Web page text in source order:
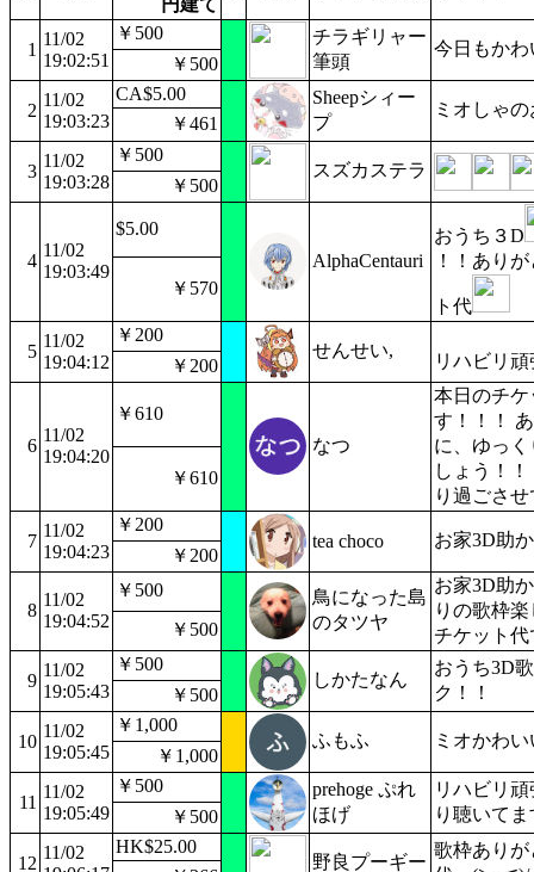
円建て
1
11/02
19:02:51
￥500
チラギリャー
筆頭
今日もかわ
￥500
2
11/02
19:03:23
CA$5.00
Sheepシィー
プ
ミオしゃ
￥461
3
11/02
19:03:28
￥500
スズカステラ
￥500
4
11/02
19:03:49
$5.00
AlphaCentauri
おうち３D
！！あり
ト代
￥570
5
11/02
19:04:12
￥200
せんせい,
リハビリ頑
￥200
6
11/02
19:04:20
￥610
なつ
本日のチケ
す！！！
に、ゆっ
しょう！
り過ごさ
￥610
7
11/02
19:04:23
￥200
tea choco
お家3D助
￥200
8
11/02
19:04:52
￥500
鳥になった島
のタツヤ
お家3D助
りの歌枠
チケット代
￥500
9
11/02
19:05:43
￥500
しかたなん
おうち3D
ク！！
￥500
10
11/02
19:05:45
￥1,000
ふもふ ミオかわい
￥1,000
11
11/02
19:05:49
￥500
prehoge ぷれ
ほげ
リハビリ
り聴いてま
￥500
12
11/02
HK$25.00
野良プーギー
歌枠あり